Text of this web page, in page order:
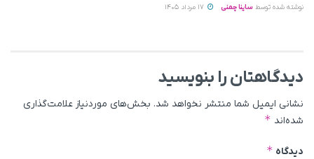
نوشته شده توسط ساینا چمنی
دیدگاهتان را بنویسید
نشانی ایمیل شما منتشر نخواهد شد. بخش‌های موردنیاز علامت‌گذاری
شده‌اند *
دیدگاه *